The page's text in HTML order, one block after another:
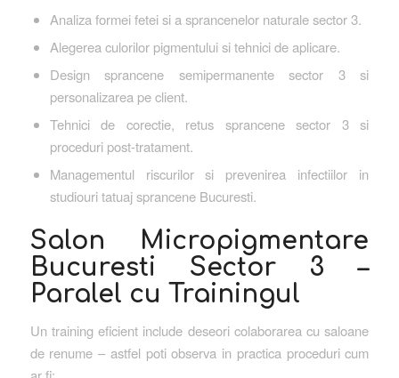
Analiza formei fetei si a sprancenelor naturale sector 3.
Alegerea culorilor pigmentului si tehnici de aplicare.
Design sprancene semipermanente sector 3 si
personalizarea pe client.
Tehnici de corectie, retus sprancene sector 3 si
proceduri post-tratament.
Managementul riscurilor si prevenirea infectiilor in
studiouri tatuaj sprancene Bucuresti.
Salon Micropigmentare
Bucuresti Sector 3 –
Paralel cu Trainingul
Un training eficient include deseori colaborarea cu saloane
de renume – astfel poti observa in practica proceduri cum